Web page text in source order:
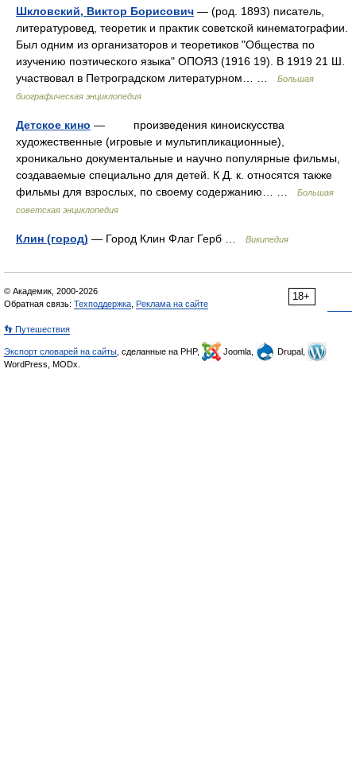
Шкловский, Виктор Борисович — (род. 1893) писатель,
литературовед, теоретик и практик советской кинематографии.
Был одним из организаторов и теоретиков "Общества по
изучению поэтического языка" ОПОЯЗ (1916 19). В 1919 21 Ш.
участвовал в Петроградском литературном… …
Большая
биографическая энциклопедия
Детское кино — произведения киноискусства
художественные (игровые и мультипликационные),
хроникально документальные и научно популярные фильмы,
создаваемые специально для детей. К Д. к. относятся также
фильмы для взрослых, по своему содержанию… …
Большая
советская энциклопедия
Клин (город) — Город Клин Флаг Герб … Википедия
18+
© Академик, 2000-2026
Обратная связь: Техподдержка Реклама на сайте
👣 Путешествия
Экспорт словарей на сайты , сделанные на PHP, Joomla,
Drupal,
WordPress, MODx.